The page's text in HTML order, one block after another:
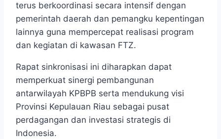
terus berkoordinasi secara intensif dengan
pemerintah daerah dan pemangku kepentingan
lainnya guna mempercepat realisasi program
dan kegiatan di kawasan FTZ.
Rapat sinkronisasi ini diharapkan dapat
memperkuat sinergi pembangunan
antarwilayah KPBPB serta mendukung visi
Provinsi Kepulauan Riau sebagai pusat
perdagangan dan investasi strategis di
Indonesia.